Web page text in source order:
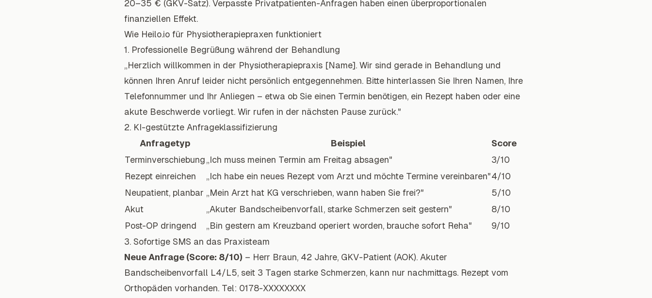
20–35 € (GKV-Satz). Verpasste Privatpatienten-Anfragen haben einen überproportionalen
finanziellen Effekt.
Wie Heilo.io für Physiotherapiepraxen funktioniert
1. Professionelle Begrüßung während der Behandlung
„Herzlich willkommen in der Physiotherapiepraxis [Name]. Wir sind gerade in Behandlung und
können Ihren Anruf leider nicht persönlich entgegennehmen. Bitte hinterlassen Sie Ihren Namen, Ihre
Telefonnummer und Ihr Anliegen – etwa ob Sie einen Termin benötigen, ein Rezept haben oder eine
akute Beschwerde vorliegt. Wir rufen in der nächsten Pause zurück."
2. KI-gestützte Anfrageklassifizierung
Anfragetyp
Beispiel
Score
Terminverschiebung„Ich muss meinen Termin am Freitag absagen"
3/10
Rezept einreichen
„Ich habe ein neues Rezept vom Arzt und möchte Termine vereinbaren"4/10
Neupatient, planbar „Mein Arzt hat KG verschrieben, wann haben Sie frei?"
5/10
Akut
„Akuter Bandscheibenvorfall, starke Schmerzen seit gestern"
8/10
Post-OP dringend
„Bin gestern am Kreuzband operiert worden, brauche sofort Reha"
9/10
3. Sofortige SMS an das Praxisteam
Neue Anfrage (Score: 8/10) – Herr Braun, 42 Jahre, GKV-Patient (AOK). Akuter
Bandscheibenvorfall L4/L5, seit 3 Tagen starke Schmerzen, kann nur nachmittags. Rezept vom
Orthopäden vorhanden. Tel: 0178-XXXXXXXX